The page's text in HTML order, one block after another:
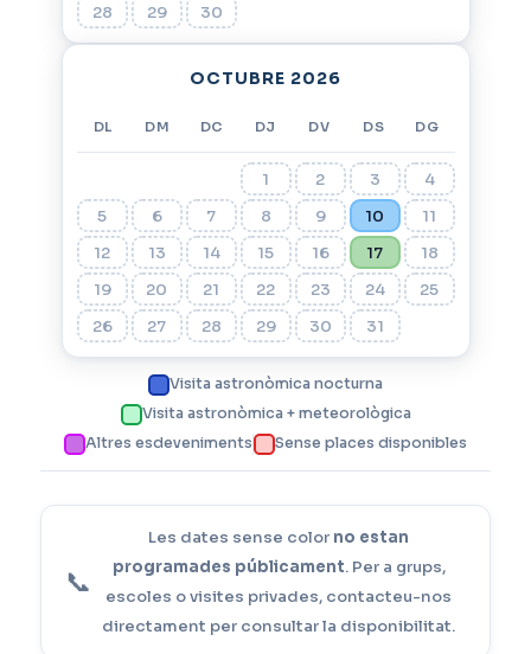
28
29 30
OCTUBRE 2026
DL DM DC DJ DV DS DG
1 2 3
4
5
6 7 8 9 10
11
12
13 14 15 16 17
18
19
20 21 22 23 24
25
26
27 28 29 30 31
Visita astronòmica nocturna
Visita astronòmica + meteorològica
Altres esdeveniments
Sense places disponibles
📞
Les dates sense color no estan
programades públicament. Per a grups,
escoles o visites privades, contacteu-nos
directament per consultar la disponibilitat.